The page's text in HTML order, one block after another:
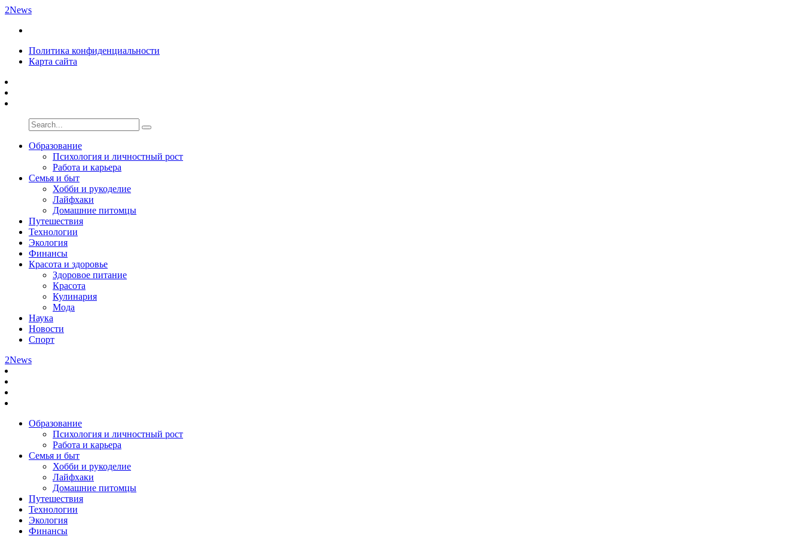
2News
Политика конфиденциальности
Карта сайта
Образование
Психология и личностный рост
Работа и карьера
Семья и быт
Хобби и рукоделие
Лайфхаки
Домашние питомцы
Путешествия
Технологии
Экология
Финансы
Красота и здоровье
Здоровое питание
Красота
Кулинария
Мода
Наука
Новости
Спорт
2News
Образование
Психология и личностный рост
Работа и карьера
Семья и быт
Хобби и рукоделие
Лайфхаки
Домашние питомцы
Путешествия
Технологии
Экология
Финансы